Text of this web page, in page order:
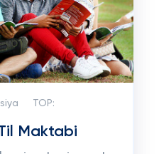
TOP:
Maktabi